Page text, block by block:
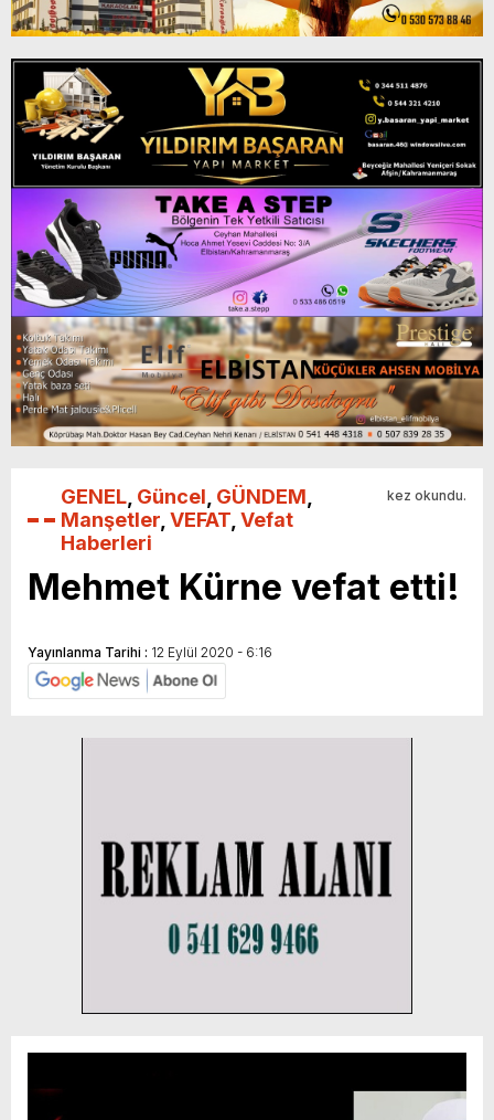
GENEL Güncel GÜNDEM
Manşetler VEFAT Vefat
Haberleri
kez okundu.
Mehmet Kürne vefat etti!
Yayınlanma Tarihi : 12 Eylül 2020 - 6:16